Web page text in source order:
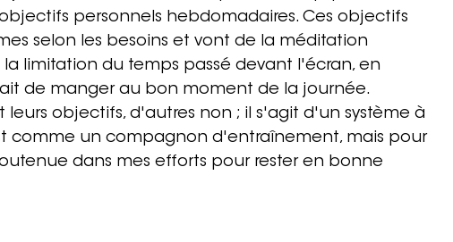
personnels hebdomadaires. Ces objectifs
selon les besoins et vont de la méditation
limitation du temps passé devant l'écran, en
de manger au bon moment de la journée.
objectifs, d'autres non ; il s'agit d'un système à
comme un compagnon d'entraînement, mais pour
dans mes efforts pour rester en bonne